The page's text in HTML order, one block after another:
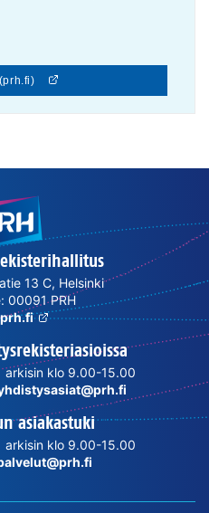
(prh.fi)
13 C, Helsinki
00091 PRH
klo 9.00-15.00
asiakastuki
klo 9.00-15.00